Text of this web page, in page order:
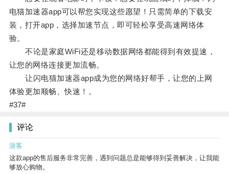
电猫加速器app可以帮您实现这些愿望！只需简单的下载安
装，打开app，选择加速节点，即可轻松享受高速网络体
验。
不论是家庭WiFi还是移动数据网络都能得到有效提速，
让您的网络连接更加流畅。
让闪电猫加速器app成为您的网络好帮手，让您的上网
体验更加顺畅、快速！。
#37#
评论
游客
这款app的售后服务非常完善，遇到问题总是能够得到妥善解决，让我能
够放心购物。